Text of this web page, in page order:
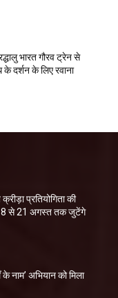
भारत गौरव ट्रेन से
के दर्शन के लिए रवाना
प्रतियोगिता की
18 से 21 अगस्त तक जुटेंगे
नाम’ अभियान को मिला